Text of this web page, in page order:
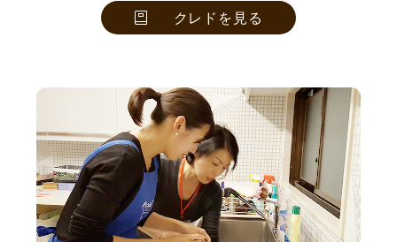
クレドを見る